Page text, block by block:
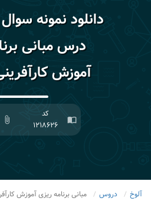
دانلود نمونه
درس مبانی
آموزش
import_contacts
کد
۱۲۱۸۶۲۶
attach_file
آلوخ دروس مبانی برنامه ریزی آموزش